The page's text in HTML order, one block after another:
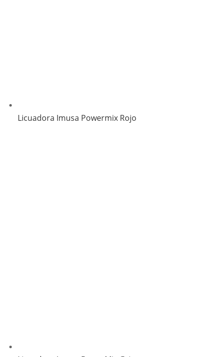
Licuadora Imusa Powermix Rojo